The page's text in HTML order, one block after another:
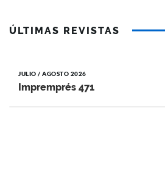
ÚLTIMAS REVISTAS
JULIO / AGOSTO 2026
Impremprés 471